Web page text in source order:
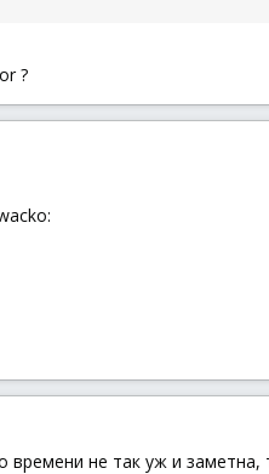
?
не так уж и